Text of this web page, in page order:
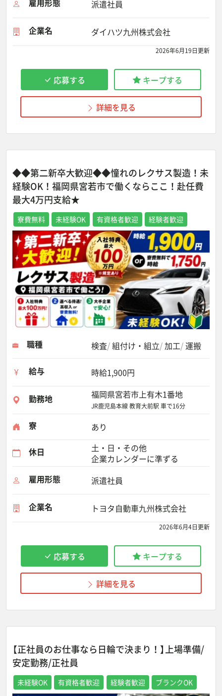
雇用形態
派遣社員
企業名 ダイハツ九州株式会社
2026年6月19日更新
応募する キープする
詳細を見る
◆◆第二新卒大歓迎◆◆憧れのレクサス製造！未
経験OK！福岡県宮若市で働くならここ！赴任費
最大4万円支給★
寮費無料 未経験OK 有資格者歓迎 経験者歓迎
職種 検査 組付け・組立 加工 運搬
給与 時給1,900円
勤務地 福岡県宮若市上有木1番地
JR鹿児島本線 教育大前駅 車で16分
寮 あり
休日
土・日・その他
企業カレンダーに準ずる
雇用形態
派遣社員
企業名 トヨタ自動車九州株式会社
2026年6月4日更新
応募する キープする
詳細を見る
【正社員のお仕事なら日輪で決まり！】上場準備/
安定勤務/正社員
未経験OK 有資格者歓迎 経験者歓迎 ブランクOK